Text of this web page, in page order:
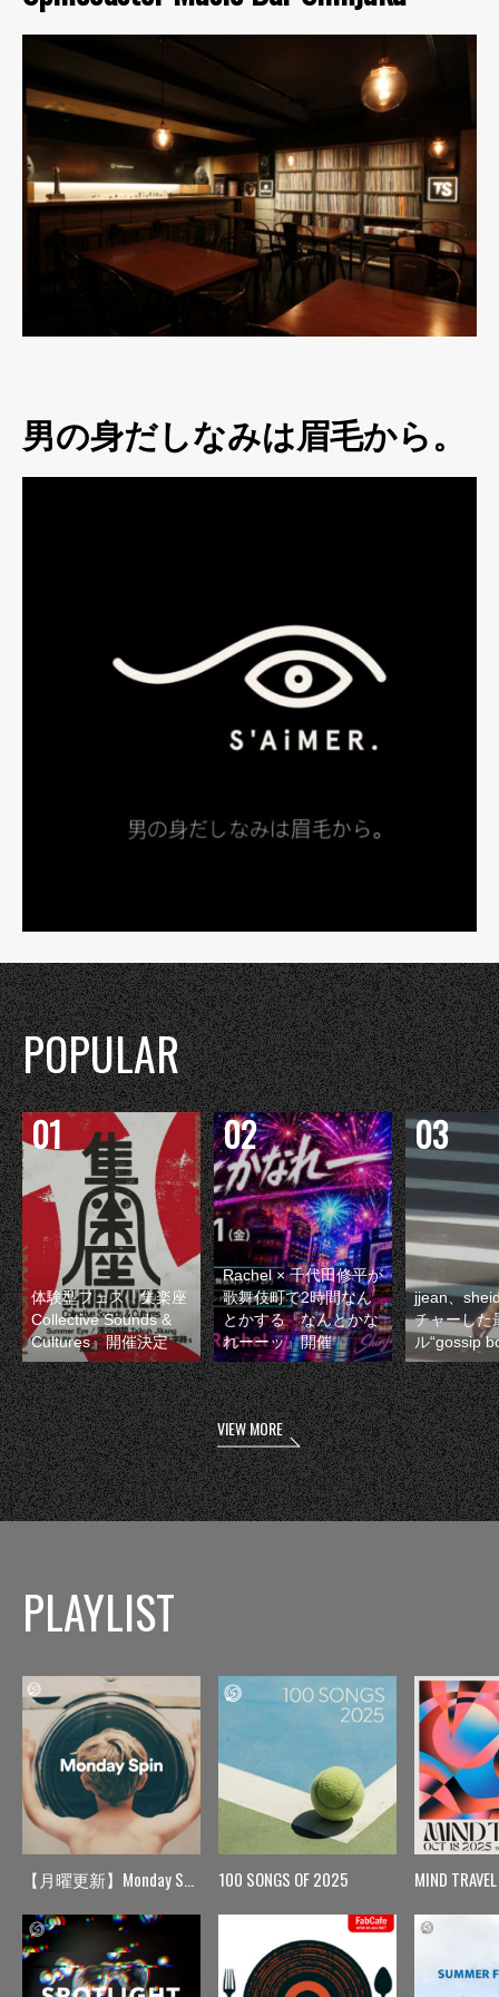
男の身だしなみは眉毛から。
POPULAR
体験型フェス『集楽座
Collective Sounds &
Cultures』開催決定
Rachel × 千代田修平が
歌舞伎町で2時間なん
とかする『なんとかな
れーーッ』開催
jjean、
チャーした
ル“gossip
VIEW MORE
PLAYLIST
【月曜更新】Monday Spin 100 SONGS OF 2025 MIND TRAVEL